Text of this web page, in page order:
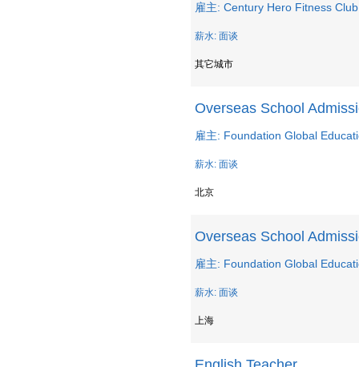
雇主: Century Hero Fitness Club
薪水: 面谈
其它城市
Overseas School
雇主: Foundation Global
薪水: 面谈
北京
Overseas School
雇主: Foundation Global
薪水: 面谈
上海